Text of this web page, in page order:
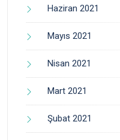
Haziran 2021
Mayıs 2021
Nisan 2021
Mart 2021
Şubat 2021